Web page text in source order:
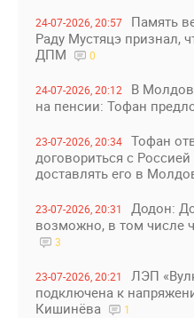
24-07-2026, 20:57
Память
Раду Мустяцэ признал,
ДПМ
0
24-07-2026, 20:12
В
на пенсии: Тофан
23-07-2026, 20:34
Тофан
договориться с
доставлять его в
23-07-2026, 20:31
Додон:
возможно, в том числе
3
23-07-2026, 20:21
ЛЭП
подключена к
Кишинёва
1